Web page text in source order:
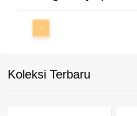
<
Koleksi Terbaru